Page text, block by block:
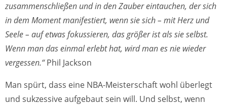
zusammenschließen und in den Zauber eintauchen, der sich
in dem Moment manifestiert, wenn sie sich – mit Herz und
Seele – auf etwas fokussieren, das größer ist als sie selbst.
Wenn man das einmal erlebt hat, wird man es nie wieder
vergessen.“Phil Jackson
Man spürt, dass eine NBA-Meisterschaft wohl überlegt
und sukzessive aufgebaut sein will. Und selbst, wenn